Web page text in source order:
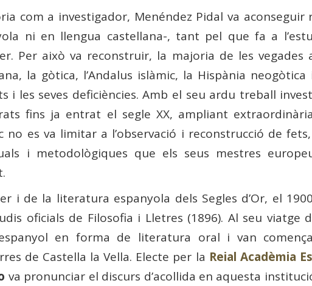
com a investigador, Menéndez Pidal va
ni en llengua castellana-, tant pel que fa a
Per això va reconstruir, la majoria de les
la gòtica, l’Andalus islàmic, la Hispània neogòtica
i les seves deficiències. Amb el seu ardu treball
fins ja entrat el segle XX, ampliant
no es va limitar a l’observació i reconstrucció de
i metodològiques que els seus mestres
i de la literatura espanyola dels Segles d’Or, el
oficials de Filosofia i Lletres (1896). Al seu viatge
en forma de literatura oral i van
de Castella la Vella. Electe per la Reial Acadèmia
va pronunciar el discurs d’acollida en aquesta